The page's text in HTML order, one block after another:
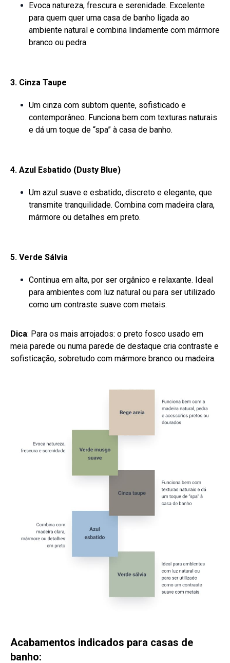
Evoca natureza, frescura e serenidade. Excelente
para quem quer uma casa de banho ligada ao
ambiente natural e combina lindamente com mármore
branco ou pedra.
3. Cinza Taupe
Um cinza com subtom quente, sofisticado e
contemporâneo. Funciona bem com texturas naturais
e dá um toque de “spa” à casa de banho.
4. Azul Esbatido (Dusty Blue)
Um azul suave e esbatido, discreto e elegante, que
transmite tranquilidade. Combina com madeira clara,
mármore ou detalhes em preto.
5. Verde Sálvia
Continua em alta, por ser orgânico e relaxante. Ideal
para ambientes com luz natural ou para ser utilizado
como um contraste suave com metais.
Dica: Para os mais arrojados: o preto fosco usado em
meia parede ou numa parede de destaque cria contraste e
sofisticação, sobretudo com mármore branco ou madeira.
Acabamentos indicados para casas de
banho: